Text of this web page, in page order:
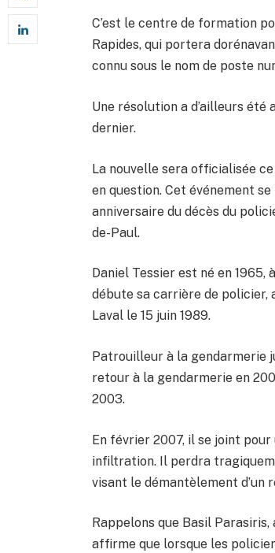
C’est le centre de formation
Rapides, qui portera
connu sous le nom de poste
Une résolution a d’ailleurs
dernier.
La nouvelle sera officialisée ce
en question. Cet événement
anniversaire du décès du
de-Paul.
Daniel Tessier est né en 1965,
débute sa carrière de policier,
Laval le 15 juin 1989.
Patrouilleur à la gendarmerie
retour à la gendarmerie en
2003.
En février 2007, il se joint
infiltration. Il perdra
visant le démantèlement d’un
Rappelons que Basil
affirme que lorsque les